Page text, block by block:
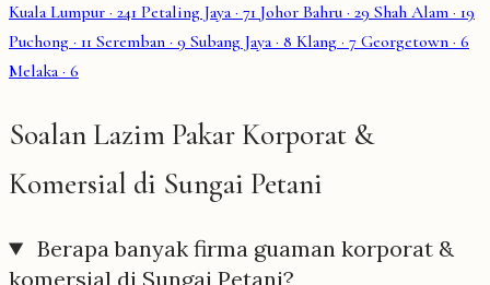
Kuala Lumpur · 241 Petaling Jaya· 71 Johor Bahru · 29 Shah Alam · 19
Puchong · 11 Seremban · 9 Subang Jaya· 8 Klang · 7 Georgetown · 6
Melaka· 6
Soalan Lazim Pakar Korporat &
Komersial di Sungai Petani
Berapa banyak firma guaman korporat &
komersial di Sungai Petani?